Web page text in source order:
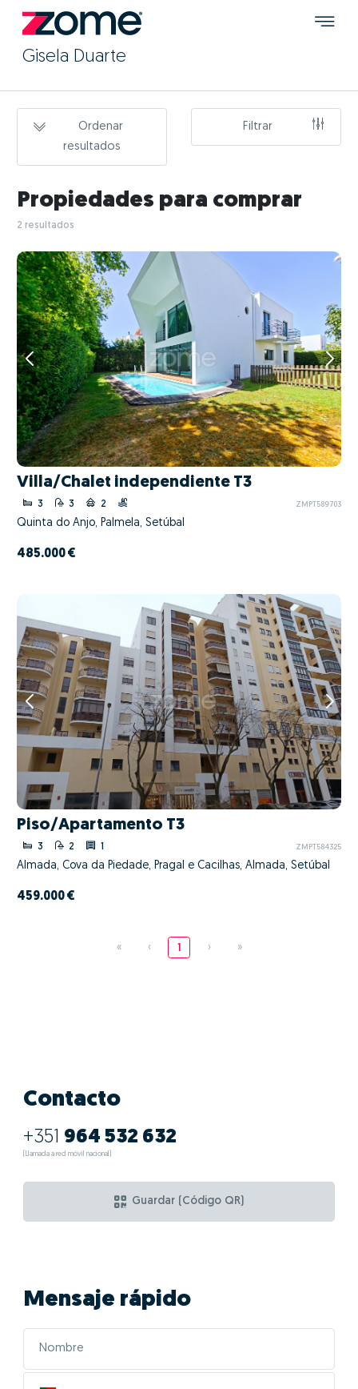
Gisela Duarte
Ordenar
resultados
Filtrar
Propiedades para comprar
2 resultados
Villa/Chalet independiente T3
3 3 2 ZMPT589703
Quinta do Anjo, Palmela, Setúbal
485.000 €
Piso/Apartamento T3
3 2 1 ZMPT584325
Almada, Cova da Piedade, Pragal e Cacilhas, Almada, Setúbal
459.000 €
« ‹ 1 › »
Contacto
+351 964 532 632
(Llamada a red móvil nacional)
Guardar (Código QR)
Mensaje rápido